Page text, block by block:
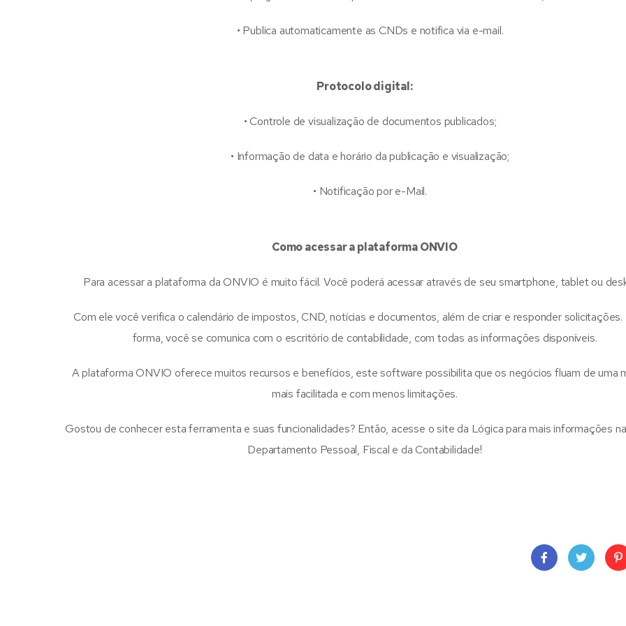
• Publica automaticamente as CNDs e notifica via e-mail.
Protocolo digital:
• Controle de visualização de documentos publicados;
• Informação de data e horário da publicação e visualização;
• Notificação por e-Mail.
Como acessar a plataforma ONVIO
Para acessar a plataforma da ONVIO é muito fácil. Você poderá acessar através de seu smartphone, tablet ou
Com ele você verifica o calendário de impostos, CND, notícias e documentos, além de criar e responder solicitações.
forma, você se comunica com o escritório de contabilidade, com todas as informações disponíveis.
A plataforma ONVIO oferece muitos recursos e benefícios, este software possibilita que os negócios fluam de uma
mais facilitada e com menos limitações.
Gostou de conhecer esta ferramenta e suas funcionalidades? Então, acesse o site da Lógica para mais informações
Departamento Pessoal, Fiscal e da Contabilidade!